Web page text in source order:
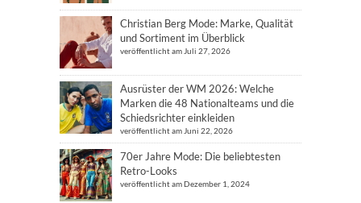
Christian Berg Mode: Marke, Qualität
und Sortiment im Überblick
veröffentlicht am Juli 27, 2026
Ausrüster der WM 2026: Welche
Marken die 48 Nationalteams und die
Schiedsrichter einkleiden
veröffentlicht am Juni 22, 2026
70er Jahre Mode: Die beliebtesten
Retro-Looks
veröffentlicht am Dezember 1, 2024